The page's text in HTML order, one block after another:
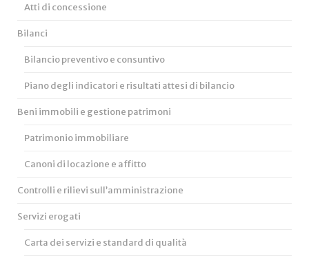
Atti di concessione
Bilanci
Bilancio preventivo e consuntivo
Piano degli indicatori e risultati attesi di bilancio
Beni immobili e gestione patrimoni
Patrimonio immobiliare
Canoni di locazione e affitto
Controlli e rilievi sull’amministrazione
Servizi erogati
Carta dei servizi e standard di qualità